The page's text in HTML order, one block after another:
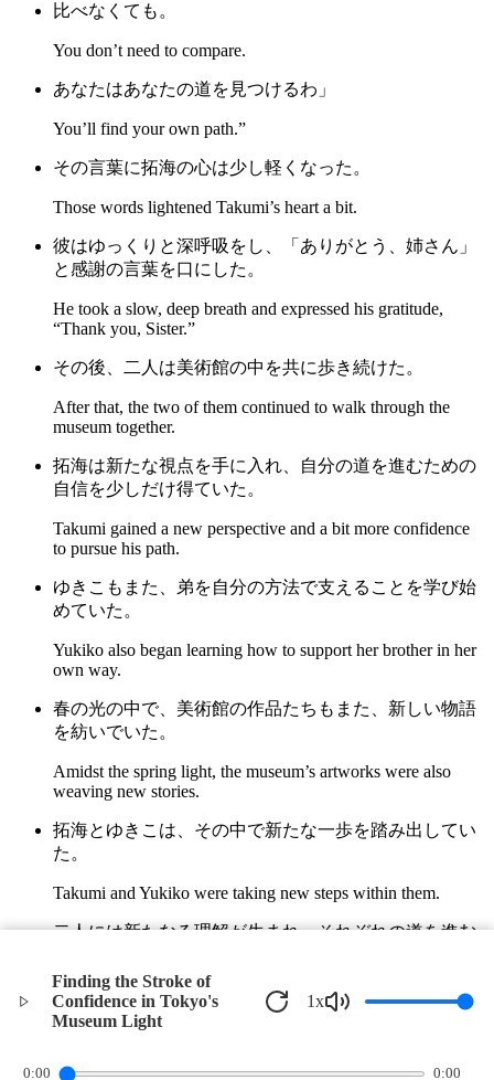
Finding the Stroke of
Confidence in Tokyo's
Museum Light
1x
0:00 0:00
比べなくても。
You don’t need to compare.
あなたはあなたの道を見つけるわ」
You’ll find your own path.”
その言葉に拓海の心は少し軽くなった。
Those words lightened Takumi’s heart a bit.
彼はゆっくりと深呼吸をし、「ありがとう、姉さん」
と感謝の言葉を口にした。
He took a slow, deep breath and expressed his gratitude,
“Thank you, Sister.”
その後、二人は美術館の中を共に歩き続けた。
After that, the two of them continued to walk through the
museum together.
拓海は新たな視点を手に入れ、自分の道を進むための
自信を少しだけ得ていた。
Takumi gained a new perspective and a bit more confidence
to pursue his path.
ゆきこもまた、弟を自分の方法で支えることを学び始
めていた。
Yukiko also began learning how to support her brother in her
own way.
春の光の中で、美術館の作品たちもまた、新しい物語
を紡いでいた。
Amidst the spring light, the museum’s artworks were also
weaving new stories.
拓海とゆきこは、その中で新たな一歩を踏み出してい
た。
Takumi and Yukiko were taking new steps within them.
二人には新たなる理解が生まれ、それぞれの道を進む
A new understanding was born between the two, providing
the strength to walk their own paths.